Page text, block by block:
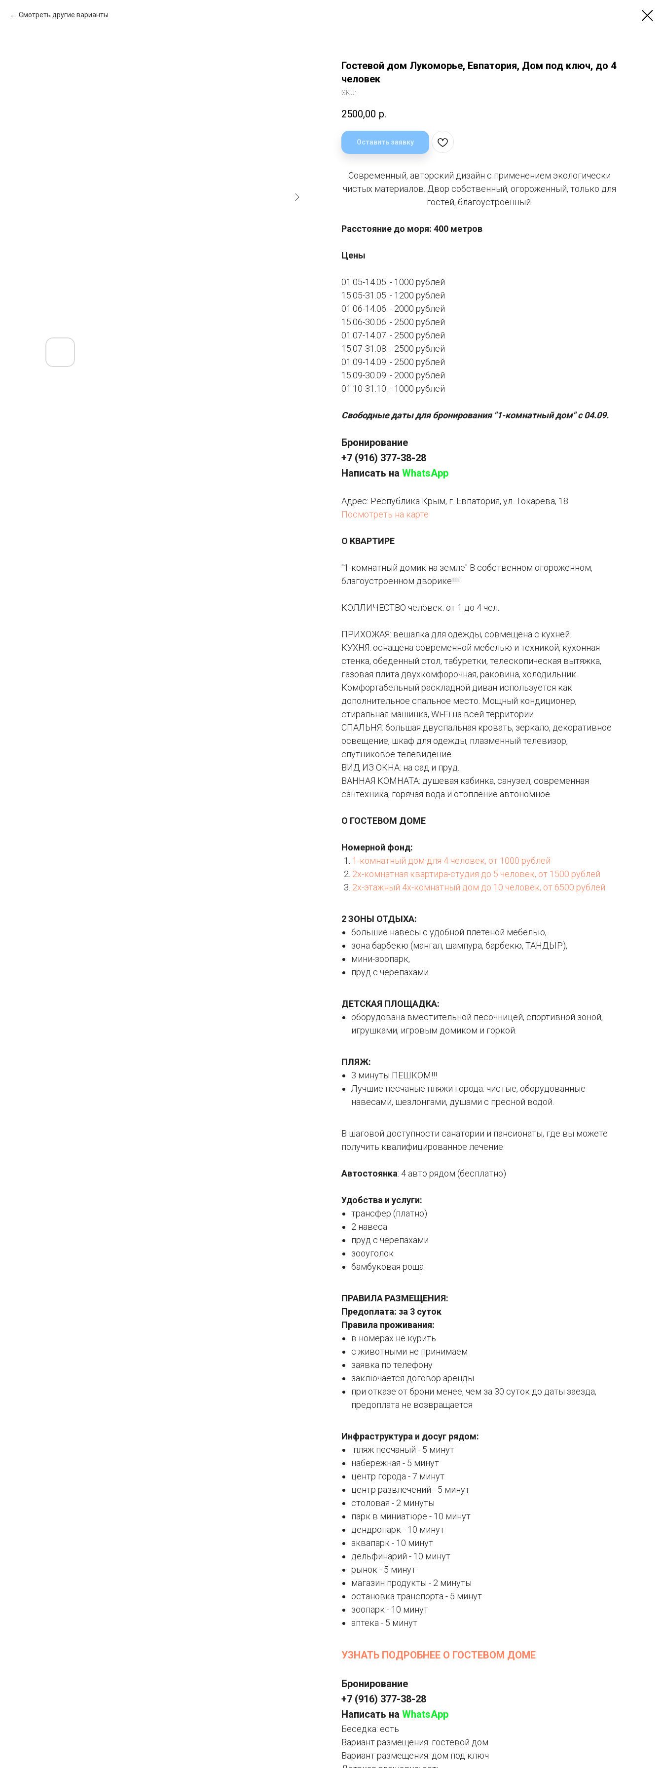
Смотреть другие варианты
Гостевой дом Лукоморье, Евпатория, Дом под ключ, до 4
человек
SKU:
2500,00 р.
Оставить заявку
Современный, авторский дизайн с применением экологически
чистых материалов. Двор собственный, огороженный, только для
гостей, благоустроенный.
Расстояние до моря: 400 метров
Цены
01.05-14.05. - 1000 рублей
15.05-31.05. - 1200 рублей
01.06-14.06. - 2000 рублей
15.06-30.06. - 2500 рублей
01.07-14.07. - 2500 рублей
15.07-31.08. - 2500 рублей
01.09-14.09. - 2500 рублей
15.09-30.09. - 2000 рублей
01.10-31.10. - 1000 рублей
Свободные даты для бронирования "1-комнатный дом" с 04.09.
Бронирование
+7 (916) 377-38-28
Написать на WhatsApp
Адрес: Республика Крым, г. Евпатория, ул. Токарева, 18
Посмотреть на карте
О КВАРТИРЕ
"1-комнатный домик на земле" В собственном огороженном,
благоустроенном дворике!!!!
КОЛЛИЧЕСТВО человек: от 1 до 4 чел.
ПРИХОЖАЯ: вешалка для одежды, совмещена с кухней.
КУХНЯ: оснащена современной мебелью и техникой, кухонная
стенка, обеденный стол, табуретки, телескопическая вытяжка,
газовая плита двухкомфорочная, раковина, холодильник.
Комфортабельный раскладной диван используется как
дополнительное спальное место. Мощный кондиционер,
стиральная машинка, Wi-Fi на всей территории.
СПАЛЬНЯ: большая двуспальная кровать, зеркало, декоративное
освещение, шкаф для одежды, плазменный телевизор,
спутниковое телевидение.
ВИД ИЗ ОКНА: на сад и пруд.
ВАННАЯ КОМНАТА: душевая кабинка, санузел, современная
сантехника, горячая вода и отопление автономное.
О ГОСТЕВОМ ДОМЕ
Номерной фонд:
1-комнатный дом для 4 человек, от 1000 рублей
2х-комнатная квартира-студия до 5 человек, от 1500 рублей
2х-этажный 4х-комнатный дом до 10 человек, от 6500 рублей
2 ЗОНЫ ОТДЫХА:
большие навесы с удобной плетеной мебелью,
зона барбекю (мангал, шампура, барбекю, ТАНДЫР),
мини-зоопарк,
пруд с черепахами.
ДЕТСКАЯ ПЛОЩАДКА:
оборудована вместительной песочницей, спортивной зоной,
игрушками, игровым домиком и горкой.
ПЛЯЖ:
3 минуты ПЕШКОМ!!!
Лучшие песчаные пляжи города: чистые, оборудованные
навесами, шезлонгами, душами с пресной водой.
В шаговой доступности санатории и пансионаты, где вы можете
получить квалифицированное лечение.
Автостоянка: 4 авто рядом (бесплатно)
Удобства и услуги:
трансфер (платно)
2 навеса
пруд с черепахами
зооуголок
бамбуковая роща
ПРАВИЛА РАЗМЕЩЕНИЯ:
Предоплата: за 3 суток
Правила проживания:
в номерах не курить
с животными не принимаем
заявка по телефону
заключается договор аренды
при отказе от брони менее, чем за 30 суток до даты заезда,
предоплата не возвращается
Инфраструктура и досуг рядом:
пляж песчаный - 5 минут
набережная - 5 минут
центр города - 7 минут
центр развлечений - 5 минут
столовая - 2 минуты
парк в миниатюре - 10 минут
дендропарк - 10 минут
аквапарк - 10 минут
дельфинарий - 10 минут
рынок - 5 минут
магазин продукты - 2 минуты
остановка транспорта - 5 минут
зоопарк - 10 минут
аптека - 5 минут
УЗНАТЬ ПОДРОБНЕЕ О ГОСТЕВОМ ДОМЕ
Бронирование
+7 (916) 377-38-28
Написать на WhatsApp
Беседка: есть
Вариант размещения: гостевой дом
Вариант размещения: дом под ключ